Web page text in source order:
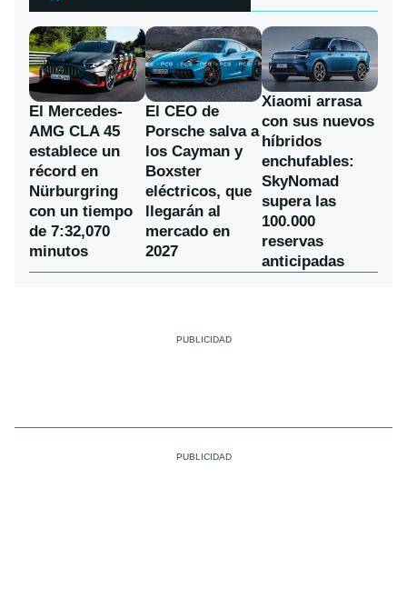
El Mercedes-
AMG CLA 45
establece un
récord en
Nürburgring
con un tiempo
de 7:32,070
minutos
El CEO de
Porsche salva a
los Cayman y
Boxster
eléctricos, que
llegarán al
mercado en
2027
Xiaomi arrasa
con sus nuevos
híbridos
enchufables:
SkyNomad
supera las
100.000
reservas
anticipadas